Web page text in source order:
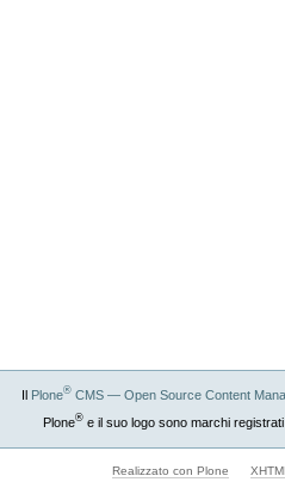
Il Plone® CMS — Open Source Content
Plone®e il suo logo sono marchi
Realizzato con Plone